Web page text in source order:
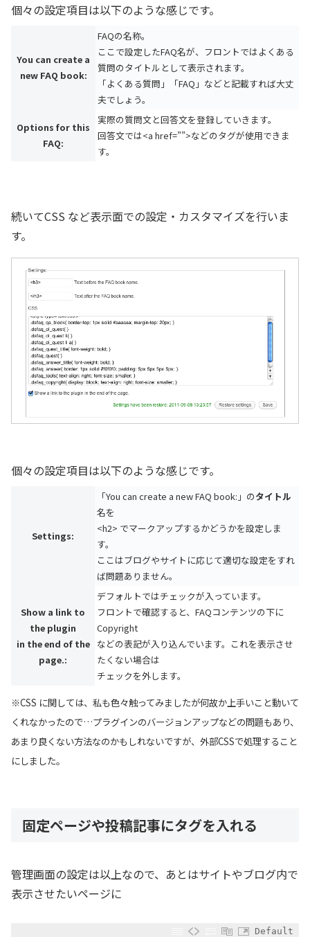
個々の設定項目は以下のような感じです。
You can create a
new FAQ book:
FAQの名称。
ここで設定したFAQ名が、フロントではよくある
質問のタイトルとして表示されます。
「よくある質問」「FAQ」などと記載すれば大丈
夫でしょう。
Options for this
FAQ:
実際の質問文と回答文を登録していきます。
回答文では<a href=””>などのタグが使用できま
す。
続いてCSS など表示面での設定・カスタマイズを行いま
す。
個々の設定項目は以下のような感じです。
Settings:
「You can create a new FAQ book:」のタイトル
名を
<h2> でマークアップするかどうかを設定しま
す。
ここはブログやサイトに応じて適切な設定をすれ
ば問題ありません。
Show a link to
the plugin
in the end of the
page.:
デフォルトではチェックが入っています。
フロントで確認すると、FAQコンテンツの下に
Copyright
などの表記が入り込んでいます。これを表示させ
たくない場合は
チェックを外します。
※CSS に関しては、私も色々触ってみましたが何故か上手いこと動いて
くれなかったので…プラグインのバージョンアップなどの問題もあり、
あまり良くない方法なのかもしれないですが、外部CSSで処理すること
にしました。
固定ページや投稿記事にタグを入れる
管理画面の設定は以上なので、あとはサイトやブログ内で
表示させたいページに
Default